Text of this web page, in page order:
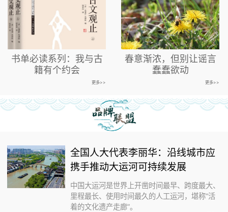
书单必读系列：我与古
籍有个约会
更多>>
春意渐浓，但别让谣言
蠢蠢欲动
更多>>
全国人大代表李丽华：沿线城市应
携手推动大运河可持续发展
中国大运河是世界上开凿时间最早、跨度最大、
里程最长、使用时间最久的人工运河，堪称“活
着的文化遗产走廊”。